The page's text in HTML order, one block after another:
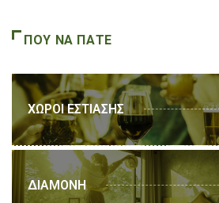
ΠΟΥ ΝΑ ΠΑΤΕ
ΧΩΡΟΙ ΕΣΤΙΑΣΗΣ
ΔΙΑΜΟΝΗ